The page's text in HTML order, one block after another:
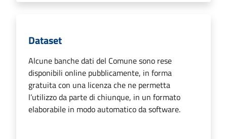
Dataset
Alcune banche dati del Comune sono rese
disponibili online pubblicamente, in forma
gratuita con una licenza che ne permetta
l’utilizzo da parte di chiunque, in un formato
elaborabile in modo automatico da software.